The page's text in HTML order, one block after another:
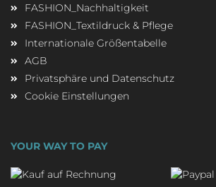
FASHION_Nachhaltigkeit
FASHION_Textildruck & Pflege
Internationale Größentabelle
AGB
Privatsphäre und Datenschutz
Cookie Einstellungen
YOUR WAY TO PAY